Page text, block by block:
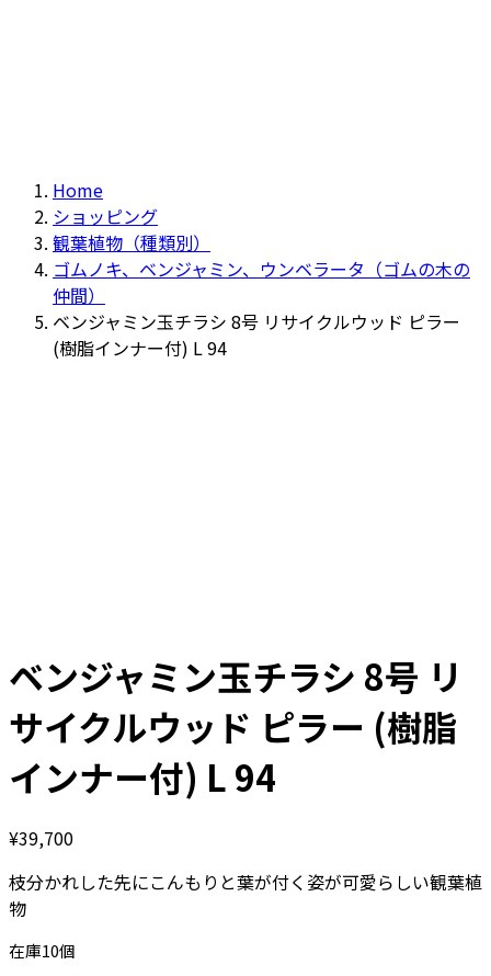
Home
ショッピング
観葉植物（種類別）
ゴムノキ、ベンジャミン、ウンベラータ（ゴムの木の
仲間）
ベンジャミン玉チラシ 8号 リサイクルウッド ピラー
(樹脂インナー付) L 94
ベンジャミン玉チラシ 8号 リ
サイクルウッド ピラー (樹脂
インナー付) L 94
¥39,700
枝分かれした先にこんもりと葉が付く姿が可愛らしい観葉植
物
在庫10個